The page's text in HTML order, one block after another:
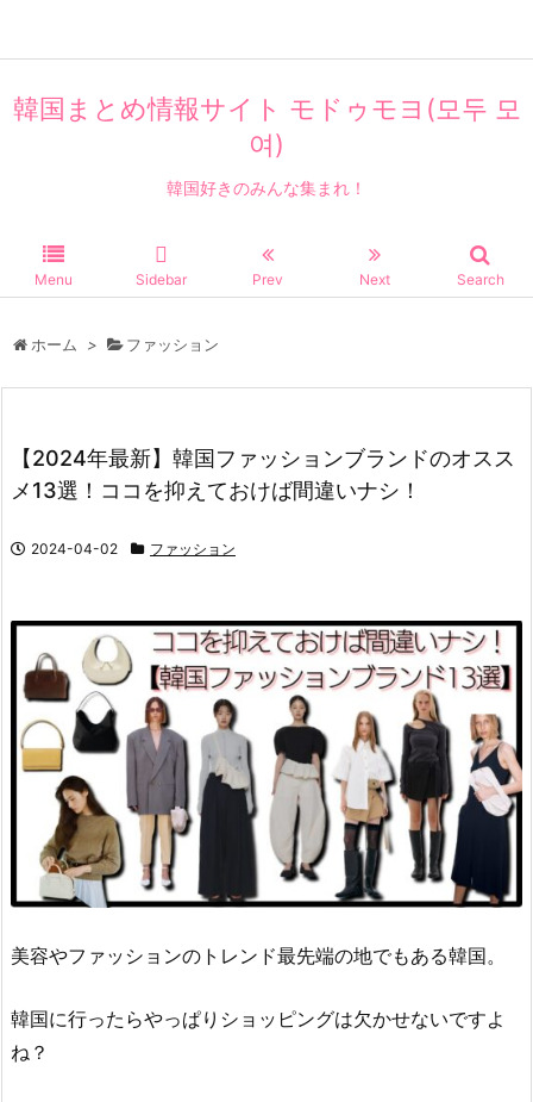
韓国まとめ情報サイト モドゥモヨ(모두 모
여)
韓国好きのみんな集まれ！
Menu Sidebar Prev Next Search
ホーム > ファッション
【2024年最新】韓国ファッションブランドのオスス
メ13選！ココを抑えておけば間違いナシ！
2024-04-02 ファッション
美容やファッションのトレンド最先端の地でもある韓国。
韓国に行ったらやっぱりショッピングは欠かせないですよ
ね？